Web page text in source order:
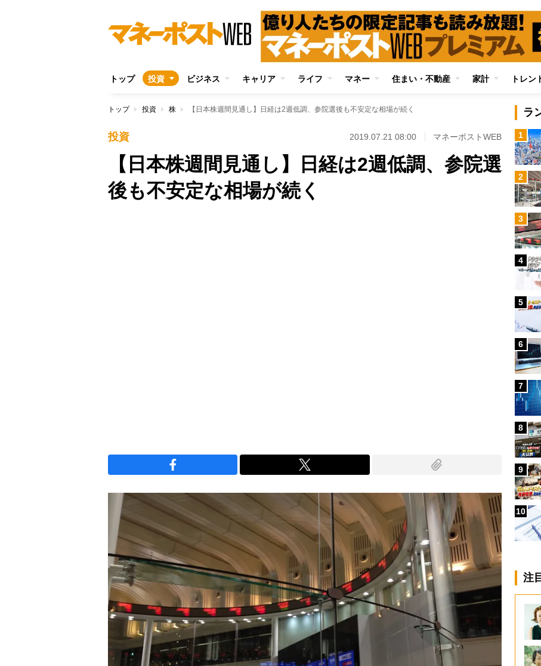
トップ 投資 ビジネス キャリア ライフ マネー 住まい・不動産 家計 トレン
トップ 投資 株 【日本株週間見通し】日経は2週低調、参院選後も不安定な相場が続く
投資 2019.07.21 08:00 マネーポストWEB
【日本株週間見通し】日経は2週低調、参院選
後も不安定な相場が続く
ラ
1
2
3
4
5
6
7
8
9
10
注